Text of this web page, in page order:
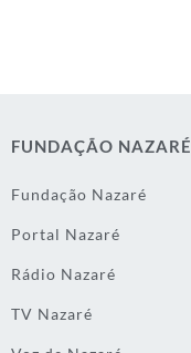
FUNDAÇÃO NAZARÉ
Fundação Nazaré
Portal Nazaré
Rádio Nazaré
TV Nazaré